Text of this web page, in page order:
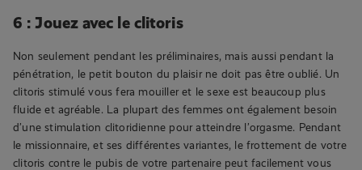
6 : Jouez avec le clitoris
Non seulement pendant les préliminaires, mais aussi pendant la
pénétration, le petit bouton du plaisir ne doit pas être oublié. Un
clitoris stimulé vous fera mouiller et le sexe est beaucoup plus
fluide et agréable. La plupart des femmes ont également besoin
d’une stimulation clitoridienne pour atteindre l’orgasme. Pendant
le missionnaire, et ses différentes variantes, le frottement de votre
clitoris contre le pubis de votre partenaire peut facilement vous